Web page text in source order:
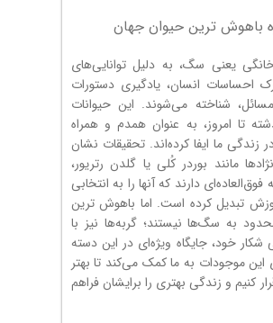
باهوش ترین حیوان جهان
یعنی سگ، به دلیل توانایی‌های
احساسات انسان، یادگیری دستورات
شناخته می‌شوند. این حیوانات
تا امروز، به عنوان همدم و همراه
ما ایفا کرده‌اند. تحقیقات نشان
مانند بوردر کُلی یا گلدن رتریور،
دارند که آنها را به انتخابی
تبدیل کرده است. اما باهوش ترین
به سگ‌ها نیستند؛ گربه‌ها نیز با
خود، جایگاه ویژه‌ای در این دسته
این موجودات به ما کمک می‌کند تا بهتر
کنیم و زندگی بهتری را برایشان فراهم